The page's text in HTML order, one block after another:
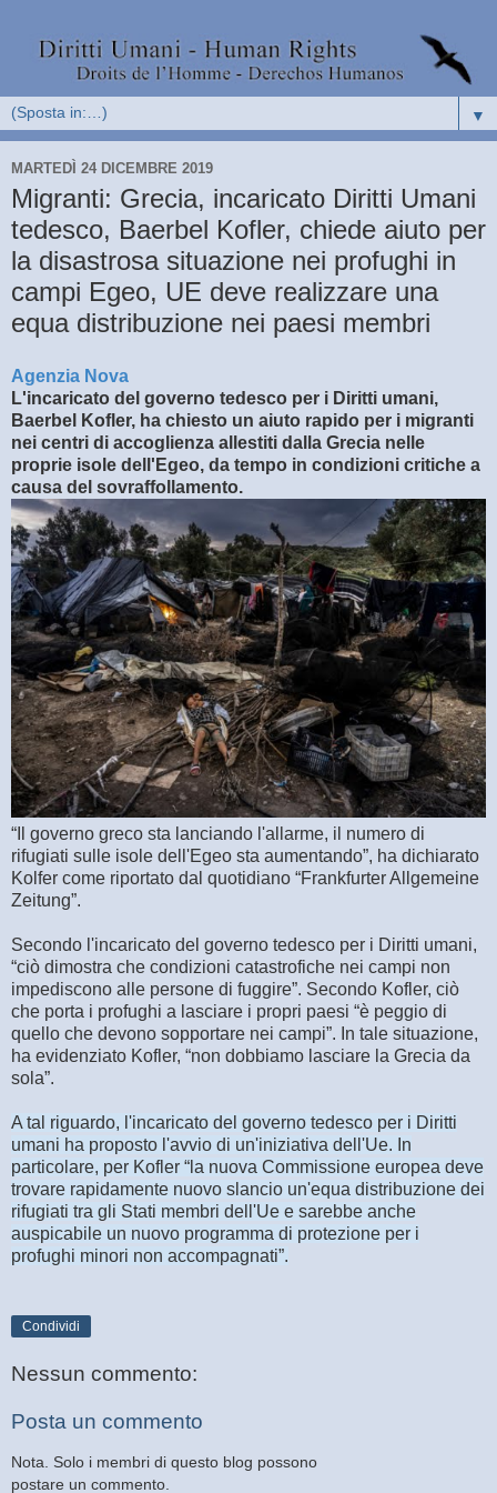
▼
MARTEDÌ 24 DICEMBRE 2019
Migranti: Grecia, incaricato Diritti Umani
tedesco, Baerbel Kofler, chiede aiuto per
la disastrosa situazione nei profughi in
campi Egeo, UE deve realizzare una
equa distribuzione nei paesi membri
Agenzia Nova
L'incaricato del governo tedesco per i Diritti umani,
Baerbel Kofler, ha chiesto un aiuto rapido per i migranti
nei centri di accoglienza allestiti dalla Grecia nelle
proprie isole dell'Egeo, da tempo in condizioni critiche a
causa del sovraffollamento.
“Il governo greco sta lanciando l'allarme, il numero di
rifugiati sulle isole dell'Egeo sta aumentando”, ha dichiarato
Kolfer come riportato dal quotidiano “Frankfurter Allgemeine
Zeitung”.
Secondo l'incaricato del governo tedesco per i Diritti umani,
“ciò dimostra che condizioni catastrofiche nei campi non
impediscono alle persone di fuggire”. Secondo Kofler, ciò
che porta i profughi a lasciare i propri paesi “è peggio di
quello che devono sopportare nei campi”. In tale situazione,
ha evidenziato Kofler, “non dobbiamo lasciare la Grecia da
sola”.
A tal riguardo, l'incaricato del governo tedesco per i Diritti
umani ha proposto l'avvio di un'iniziativa dell'Ue. In
particolare, per Kofler “la nuova Commissione europea deve
trovare rapidamente nuovo slancio un'equa distribuzione dei
rifugiati tra gli Stati membri dell'Ue e sarebbe anche
auspicabile un nuovo programma di protezione per i
profughi minori non accompagnati”.
Condividi
Nessun commento:
Posta un commento
Nota. Solo i membri di questo blog possono
postare un commento.